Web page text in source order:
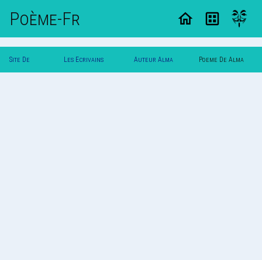
Poème-Fr
Site De Les Ecrivains Auteur Alma Poeme De Alma